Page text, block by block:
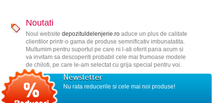
Noutati
Noul website depozituldelenjerie.roaduce un plus de calitate
clientilor printr-o gama de produse semnificativ imbunatatita.
Multumim pentru suportul pe care ni l-ati oferit pana acum si
va invitam sa descoperiti probabil cele mai frumoase modele
de chiloti, pe care le-am selectat cu grija special pentru voi.
Newsletter
Nu rata reducerile si cele mai noi produse!